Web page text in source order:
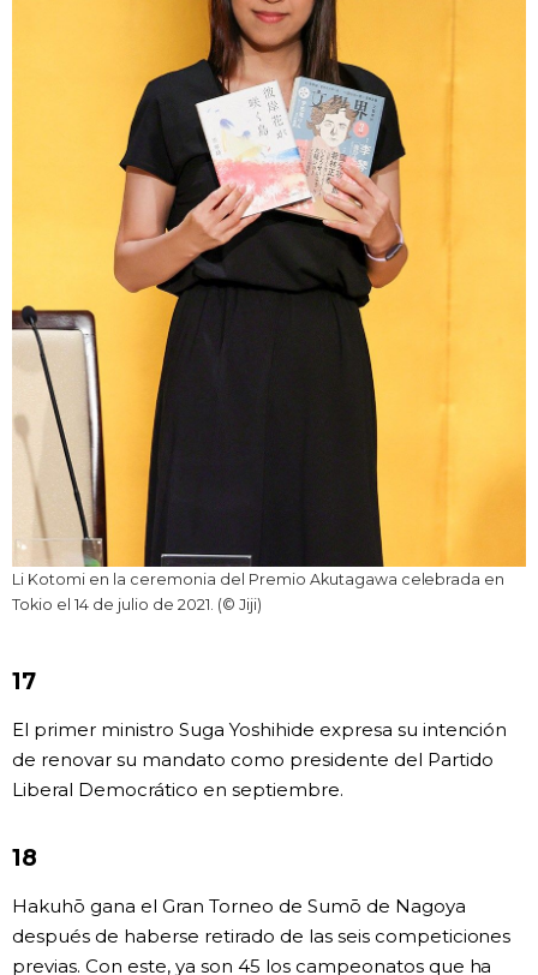
Li Kotomi en la ceremonia del Premio Akutagawa celebrada en
Tokio el 14 de julio de 2021. (© Jiji)
17
El primer ministro Suga Yoshihide expresa su intención
de renovar su mandato como presidente del Partido
Liberal Democrático en septiembre.
18
Hakuhō gana el Gran Torneo de Sumō de Nagoya
después de haberse retirado de las seis competiciones
previas. Con este, ya son 45 los campeonatos que ha